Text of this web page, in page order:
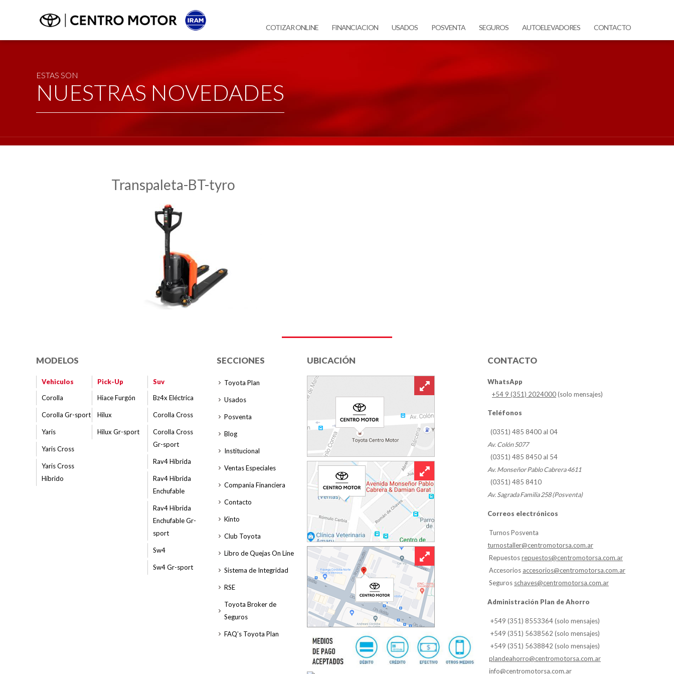
COTIZAR ONLINE FINANCIACION USADOS POSVENTA SEGUROS AUTOELEVADORES CONTACTO
ESTAS SON
NUESTRAS NOVEDADES
Transpaleta-BT-tyro
MODELOS
Vehiculos
Corolla
Corolla Gr-sport
Yaris
Yaris Cross
Yaris Cross
Híbrido
Pick-Up
Hiace Furgón
Hilux
Hilux Gr-sport
Suv
Bz4x Eléctrica
Corolla Cross
Corolla Cross
Gr-sport
Rav4 Híbrida
Rav4 Híbrida
Enchufable
Rav4 Híbrida
Enchufable Gr-
sport
Sw4
Sw4 Gr-sport
SECCIONES
Toyota Plan
Usados
Posventa
Blog
Institucional
Ventas Especiales
Compania Financiera
Contacto
Kinto
Club Toyota
Libro de Quejas On Line
Sistema de Integridad
RSE
Toyota Broker de
Seguros
FAQ’s Toyota Plan
UBICACIÓN CONTACTO
WhatsApp
+54 9 (351) 2024000(solo mensajes)
Teléfonos
(0351) 485 8400 al 04
Av. Colón 5077
(0351) 485 8450 al 54
Av. Monseñor Pablo Cabrera 4611
(0351) 485 8410
Av. Sagrada Familia 258 (Posventa)
Correos electrónicos
Turnos Posventa
turnostaller@centromotorsa.com.ar
Repuestosrepuestos@centromotorsa.com.ar
Accesorios accesorios@centromotorsa.com.ar
Seguros schaves@centromotorsa.com.ar
Administración Plan de Ahorro
+549 (351) 8553364 (solo mensajes)
+549 (351) 5638562 (solo mensajes)
+549 (351) 5638842 (solo mensajes)
plandeahorro@centromotorsa.com.ar
info@centromotorsa.com.ar